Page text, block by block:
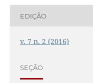
EDIÇÃO
v. 7 n. 2 (2016)
SEÇÃO